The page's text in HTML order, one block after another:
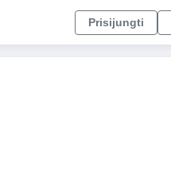
Prisijungti